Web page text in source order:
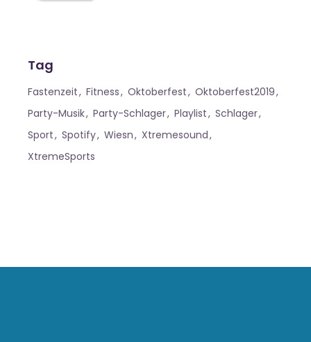
Tag
Fastenzeit Fitness Oktoberfest
Oktoberfest2019
Party-Musik
Party-Schlager Playlist
Schlager
Sport
Spotify Wiesn
Xtremesound
XtremeSports